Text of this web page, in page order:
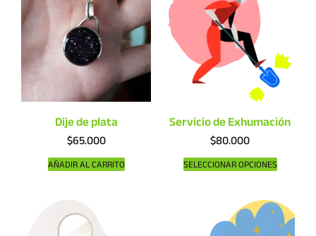
Dije de plata
$65.000
AÑADIR AL CARRITO
Servicio de Exhumación
$80.000
SELECCIONAR OPCIONES